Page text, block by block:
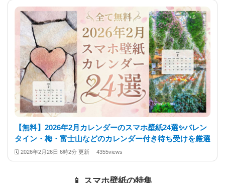
【無料】2026年2月カレンダーのスマホ壁紙24選✨️バレン
タイン・梅・富士山などのカレンダー付き待ち受けを厳選
🗓️ 2026年2月26日 6時2分 更新 4355views
📱 スマホ壁紙の特集